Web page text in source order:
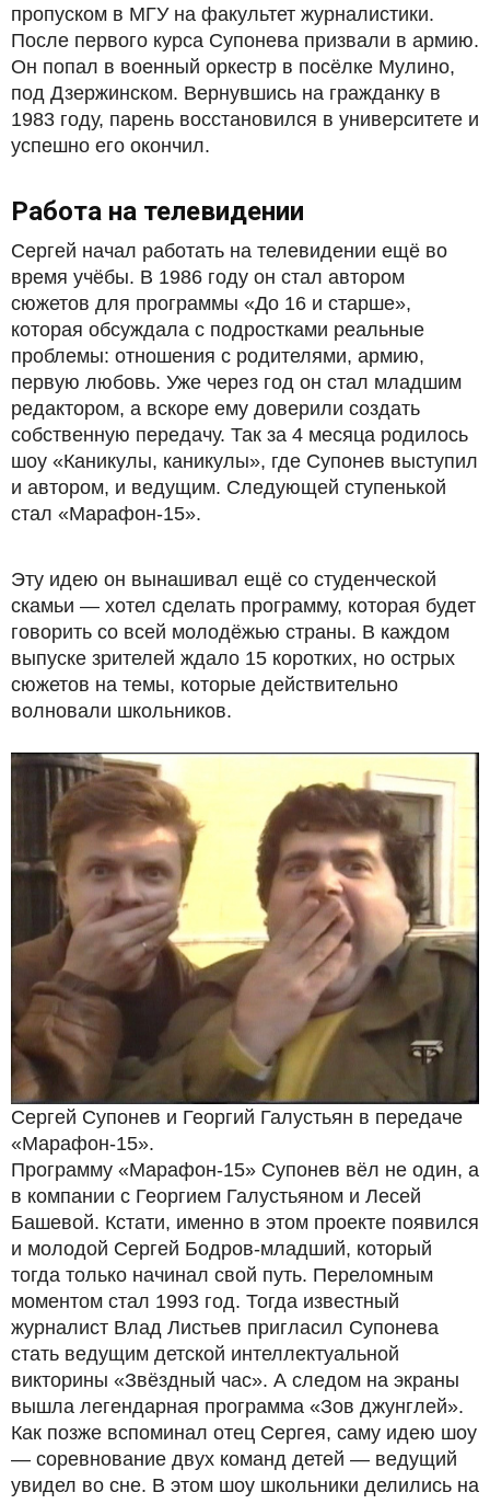
пропуском в МГУ на факультет журналистики.
После первого курса Супонева призвали в армию.
Он попал в военный оркестр в посёлке Мулино,
под Дзержинском. Вернувшись на гражданку в
1983 году, парень восстановился в университете и
успешно его окончил.
Работа на телевидении
Сергей начал работать на телевидении ещё во
время учёбы. В 1986 году он стал автором
сюжетов для программы «До 16 и старше»,
которая обсуждала с подростками реальные
проблемы: отношения с родителями, армию,
первую любовь. Уже через год он стал младшим
редактором, а вскоре ему доверили создать
собственную передачу. Так за 4 месяца родилось
шоу «Каникулы, каникулы», где Супонев выступил
и автором, и ведущим. Следующей ступенькой
стал «Марафон-15».
Эту идею он вынашивал ещё со студенческой
скамьи — хотел сделать программу, которая будет
говорить со всей молодёжью страны. В каждом
выпуске зрителей ждало 15 коротких, но острых
сюжетов на темы, которые действительно
волновали школьников.
Сергей Супонев и Георгий Галустьян в передаче
«Марафон-15».
Программу «Марафон-15» Супонев вёл не один, а
в компании с Георгием Галустьяном и Лесей
Башевой. Кстати, именно в этом проекте появился
и молодой Сергей Бодров-младший, который
тогда только начинал свой путь. Переломным
моментом стал 1993 год. Тогда известный
журналист Влад Листьев пригласил Супонева
стать ведущим детской интеллектуальной
викторины «Звёздный час». А следом на экраны
вышла легендарная программа «Зов джунглей».
Как позже вспоминал отец Сергея, саму идею шоу
— соревнование двух команд детей — ведущий
увидел во сне. В этом шоу школьники делились на